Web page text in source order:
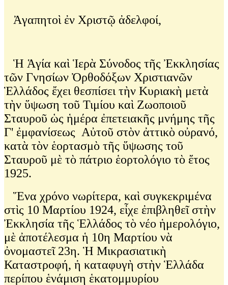
Ἀγαπητοὶ ἐν Χριστῷ ἀδελφοί,
Ἡ Ἁγία καὶ Ἱερὰ Σύνοδος τῆς Ἐκκλησίας
τῶν Γνησίων Ὀρθοδόξων Χριστιανῶν
Ἑλλάδος ἔχει θεσπίσει τὴν Κυριακὴ μετὰ
τὴν ὕψωση τοῦ Τιμίου καὶ Ζωοποιοῦ
Σταυροῦ ὡς ἡμέρα ἐπετειακῆς μνήμης τῆς
Γ' ἐμφανίσεως Αὐτοῦ στὸν ἀττικὸ οὐρανό,
κατὰ τὸν ἑορτασμὸ τῆς ὕψωσης τοῦ
Σταυροῦ μὲ τὸ πάτριο ἑορτολόγιο τὸ ἔτος
1925.
Ἕνα χρόνο νωρίτερα, καὶ συγκεκριμένα
στὶς 10 Μαρτίου 1924, εἶχε ἐπιβληθεῖ στὴν
Ἐκκλησία τῆς Ἑλλάδος τὸ νέο ἡμερολόγιο,
μὲ ἀποτέλεσμα ἡ 10η Μαρτίου νὰ
ὀνομαστεῖ 23η. Ἡ Μικρασιατικὴ
Καταστροφή, ἡ καταφυγὴ στὴν Ἑλλάδα
περίπου ἑνάμιση ἑκατομμυρίου